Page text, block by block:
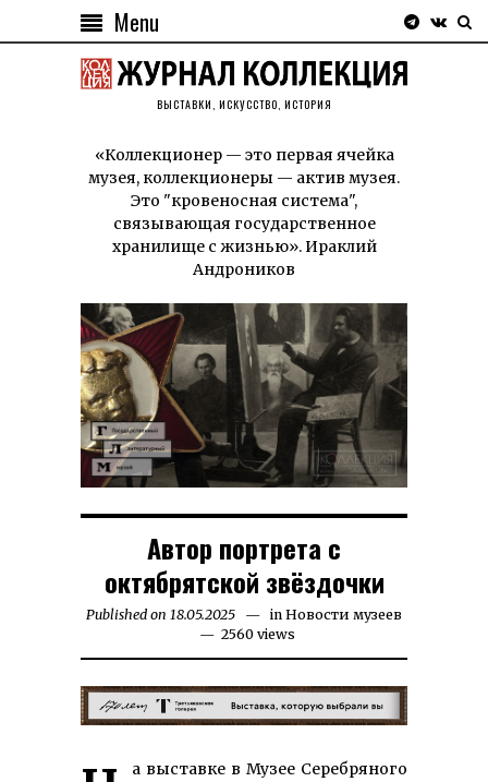
Menu
ВЫСТАВКИ, ИСКУССТВО, ИСТОРИЯ
«Коллекционер — это первая ячейка
музея, коллекционеры — актив музея.
Это "кровеносная система",
связывающая государственное
хранилище с жизнью». Ираклий
Андроников
Автор портрета с
октябрятской звёздочки
Published on 18.05.2025 29.07.2025
in Новости музеев
2560 views